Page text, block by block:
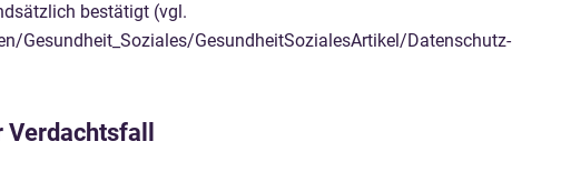
bestätigt (vgl.
Gesundheit_Soziales/GesundheitSozialesArtikel/Datenschutz-